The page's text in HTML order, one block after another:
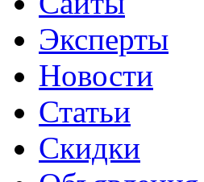
Эксперты
Новости
Статьи
Скидки